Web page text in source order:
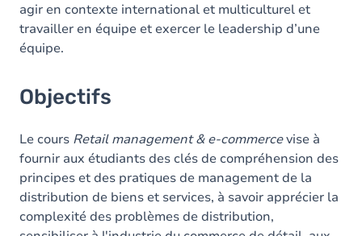
agir en contexte international et multiculturel et
travailler en équipe et exercer le leadership d’une
équipe.
Objectifs
Le cours Retail management & e-commercevise à
fournir aux étudiants des clés de compréhension des
principes et des pratiques de management de la
distribution de biens et services, à savoir apprécier la
complexité des problèmes de distribution,